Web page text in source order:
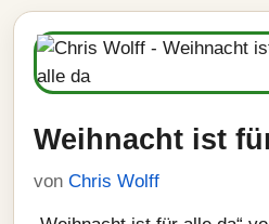
Weihnacht ist
von Chris Wolff